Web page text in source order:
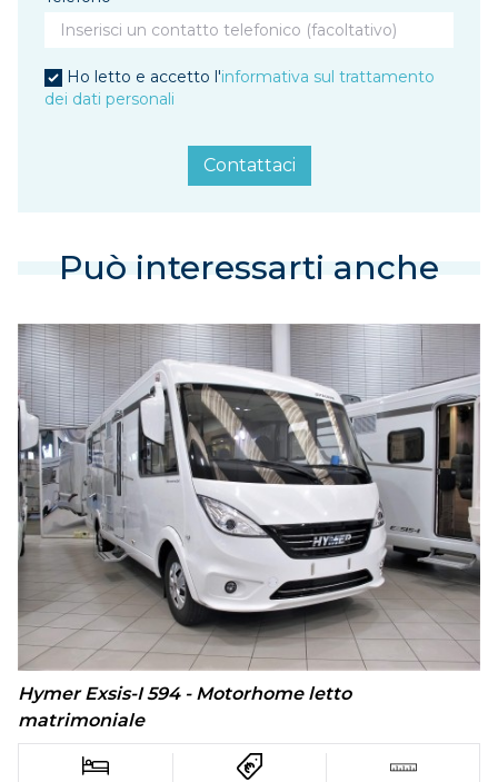
Ho letto e accetto l'informativa sul trattamento
dei dati personali
Contattaci
Può interessarti anche
Hymer Exsis-I 594 - Motorhome letto
matrimoniale